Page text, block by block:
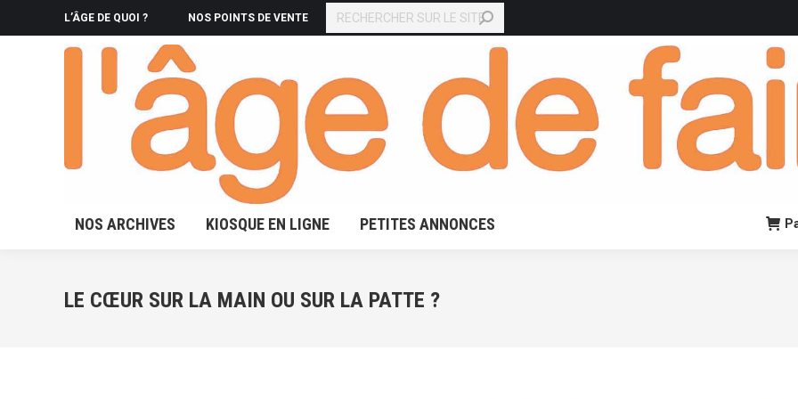
L’ÂGE DE QUOI ? NOS POINTS DE VENTE
RECHERCHE
NOS ARCHIVES KIOSQUE EN LIGNE PETITES ANNONCES
LE CŒUR SUR LA MAIN OU SUR LA PATTE ?
NOS ARCHIVES KIOSQUE EN LIGNE PETITES ANNONCES